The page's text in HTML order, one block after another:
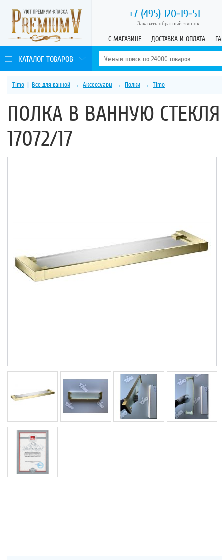
+7 (495) 120-19-51
Заказать обратный звонок
О МАГАЗИНЕ ДОСТАВКА И ОПЛАТА
КАТАЛОГ ТОВАРОВ
Timo | Все для ванной → Аксессуары → Полки → Timo
ПОЛКА В ВАННУЮ
17072/17